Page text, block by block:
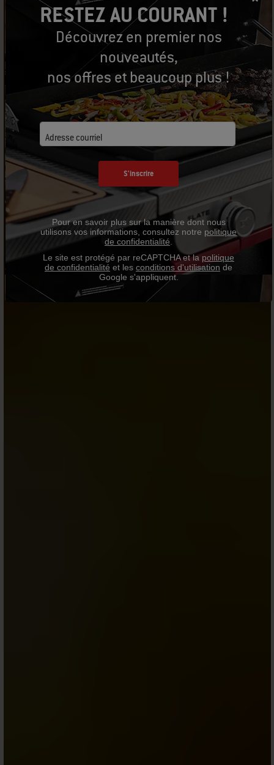
RESTEZ AU COURANT !
Découvrez en premier nos
nouveautés,
nos offres et beaucoup plus !
Adresse courriel
S'inscrire
Pour en savoir plus sur la manière dont nous
utilisons vos informations, consultez notre politique
de confidentialité
Le site est protégé par reCAPTCHA et la politique
de confidentialité et les conditions d'utilisation de
Google s'appliquent.